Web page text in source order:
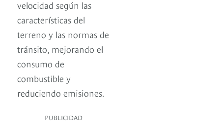
velocidad según las
características del
terreno y las normas de
tránsito, mejorando el
consumo de
combustible y
reduciendo emisiones.
PUBLICIDAD